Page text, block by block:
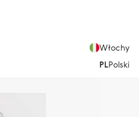
Włochy
PLPolski